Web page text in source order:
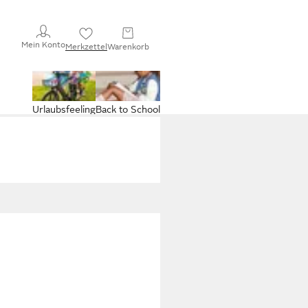
Mein KontoMerkzettelWarenkorb
Back to School
Urlaubsfeeling